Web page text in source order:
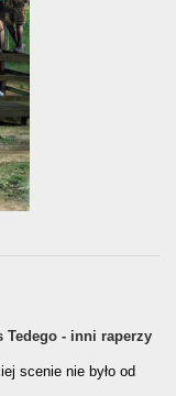
Tedego - inni raperzy
scenie nie było od